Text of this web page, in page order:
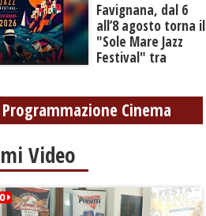
Favignana, dal 6
all’8 agosto torna il
"Sole Mare Jazz
Festival" tra
Programmazione Cinema
Video